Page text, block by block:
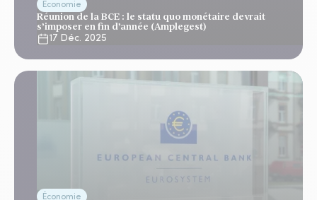
Économie
Réunion de la BCE : le statu quo monétaire devrait
s’imposer en fin d’année (Amplegest)
17 Déc. 2025
Économie